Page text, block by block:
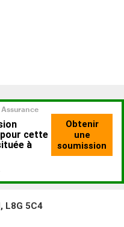
L8G 5C4